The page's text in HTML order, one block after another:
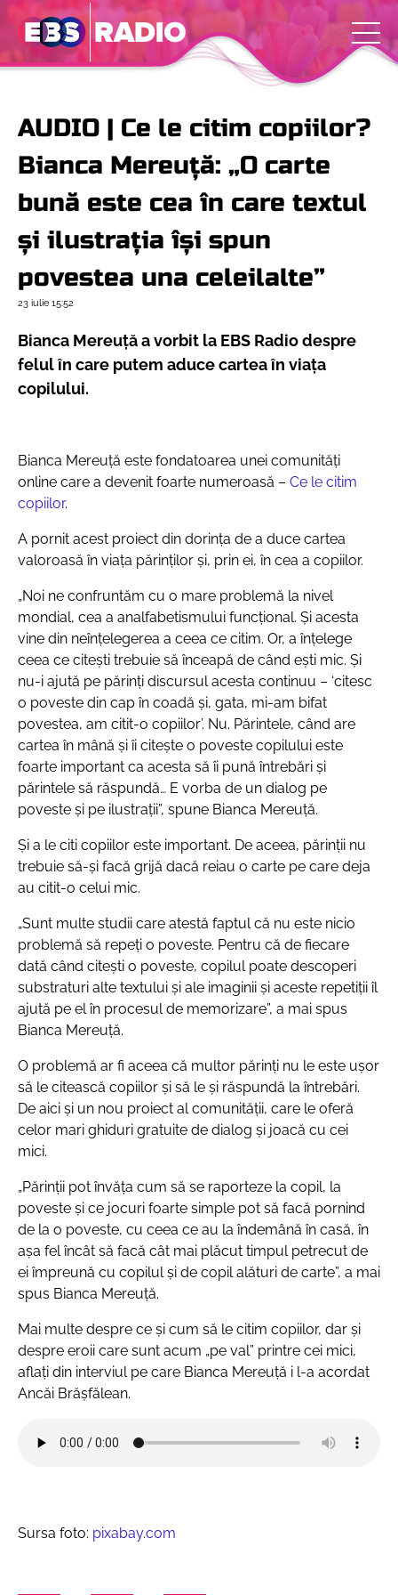
AUDIO | Ce le citim copiilor?
Bianca Mereuță: „O carte
bună este cea în care textul
și ilustrația își spun
povestea una celeilalte”
23 iulie 15:52
Bianca Mereuță a vorbit la EBS Radio despre
felul în care putem aduce cartea în viața
copilului.
Bianca Mereuță este fondatoarea unei comunități
online care a devenit foarte numeroasă – Ce le citim
copiilor.
A pornit acest proiect din dorința de a duce cartea
valoroasă în viața părinților și, prin ei, în cea a copiilor.
„Noi ne confruntăm cu o mare problemă la nivel
mondial, cea a analfabetismului funcțional. Și acesta
vine din neînțelegerea a ceea ce citim. Or, a înțelege
ceea ce citești trebuie să înceapă de când ești mic. Și
nu-i ajută pe părinți discursul acesta continuu – ‘citesc
o poveste din cap în coadă și, gata, mi-am bifat
povestea, am citit-o copiilor’. Nu. Părintele, când are
cartea în mână și îi citește o poveste copilului este
foarte important ca acesta să îi pună întrebări și
părintele să răspundă… E vorba de un dialog pe
poveste și pe ilustrații”, spune Bianca Mereuță.
Și a le citi copiilor este important. De aceea, părinții nu
trebuie să-și facă grijă dacă reiau o carte pe care deja
au citit-o celui mic.
„Sunt multe studii care atestă faptul că nu este nicio
problemă să repeți o poveste. Pentru că de fiecare
dată când citești o poveste, copilul poate descoperi
substraturi alte textului și ale imaginii și aceste repetiții îl
ajută pe el în procesul de memorizare”, a mai spus
Bianca Mereuță.
O problemă ar fi aceea că multor părinți nu le este ușor
să le citească copiilor și să le și răspundă la întrebări.
De aici și un nou proiect al comunității, care le oferă
celor mari ghiduri gratuite de dialog și joacă cu cei
mici.
„Părinții pot învăța cum să se raporteze la copil, la
poveste și ce jocuri foarte simple pot să facă pornind
de la o poveste, cu ceea ce au la îndemână în casă, în
așa fel încât să facă cât mai plăcut timpul petrecut de
ei împreună cu copilul și de copil alături de carte”, a mai
spus Bianca Mereuță.
Mai multe despre ce și cum să le citim copiilor, dar și
despre eroii care sunt acum „pe val” printre cei mici,
aflați din interviul pe care Bianca Mereuță i l-a acordat
Ancăi Brășfălean.
Sursa foto: pixabay.com